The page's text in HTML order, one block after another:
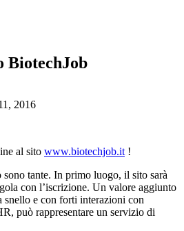
BiotechJob
2016
al sito www.biotechjob.it !
sono tante. In primo luogo, il sito sarà
con l’iscrizione. Un valore aggiunto
snello e con forti interazioni con
può rappresentare un servizio di